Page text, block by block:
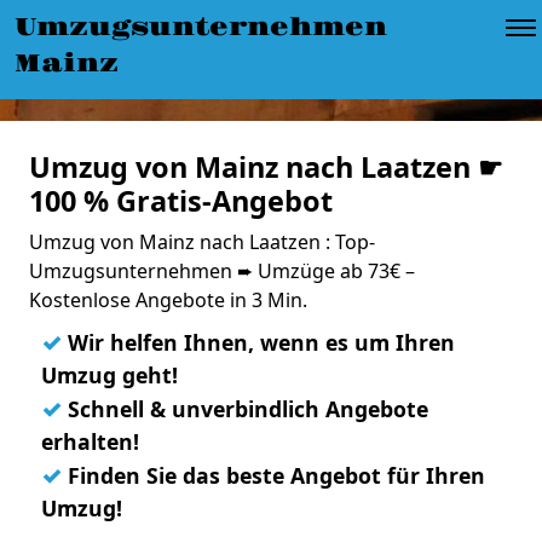
Umzugsunternehmen
Mainz
Umzug von Mainz nach Laatzen ☛
100 % Gratis-Angebot
Umzug von Mainz nach Laatzen : Top-
Umzugsunternehmen ➨ Umzüge ab 73€ –
Kostenlose Angebote in 3 Min.
✓ Wir helfen Ihnen, wenn es um Ihren
Umzug geht!
✓ Schnell & unverbindlich Angebote
erhalten!
✓ Finden Sie das beste Angebot für Ihren
Umzug!